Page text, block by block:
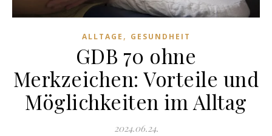
ALLTAGE , GESUNDHEIT
GDB 70 ohne
Merkzeichen: Vorteile und
Möglichkeiten im Alltag
2024.06.24.